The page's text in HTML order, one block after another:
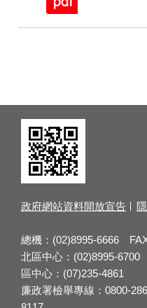
政府網站資料開放宣告
總機：(02)8995-6666
北區中心：(02)8995-
區中心：(07)235-4861
廉政署檢舉專線：0800-